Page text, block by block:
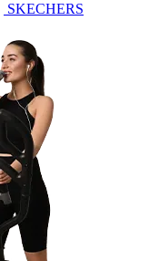
SKECHERS